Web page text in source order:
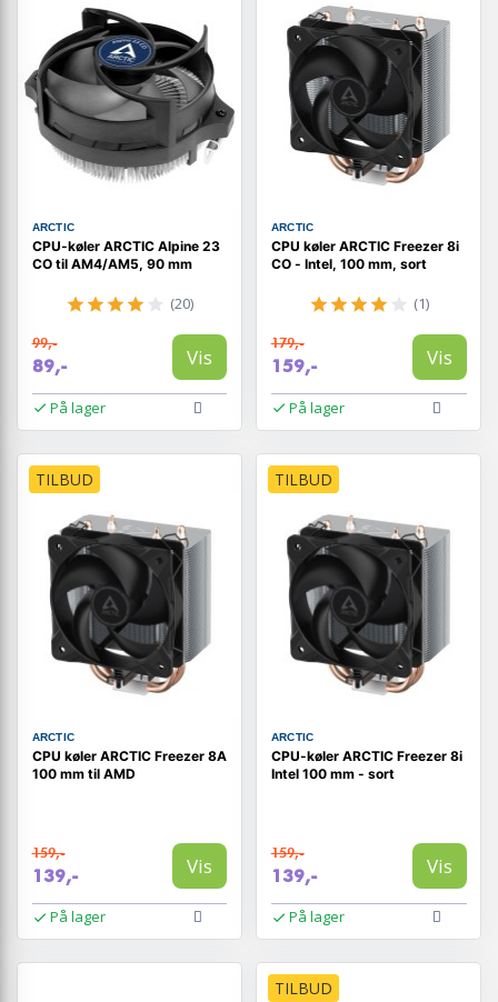
ARCTIC
CPU-køler ARCTIC Alpine 23
CO til AM4/AM5, 90 mm
(20)
99,-
89,- Vis
På lager
ARCTIC
CPU køler ARCTIC Freezer 8i
CO - Intel, 100 mm, sort
(1)
179,-
159,- Vis
På lager
TILBUD
ARCTIC
CPU køler ARCTIC Freezer 8A
100 mm til AMD
159,-
139,- Vis
På lager
TILBUD
ARCTIC
CPU-køler ARCTIC Freezer 8i
Intel 100 mm - sort
159,-
139,- Vis
På lager
TILBUD